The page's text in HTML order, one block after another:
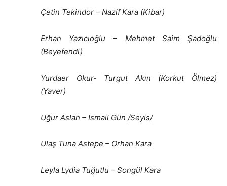
Çetin Tekindor – Nazif Kara (Kibar)
Erhan Yazıcıoğlu
– Mehmet Saim Şadoğlu
(Beyefendi)
Yurdaer Okur- Turgut Akın (Korkut Ölmez)
(Yaver)
Uğur Aslan – Ismail Gün /Seyis/
Ulaş Tuna Astepe – Orhan Kara
Leyla Lydia Tuğutlu – Songül Kara